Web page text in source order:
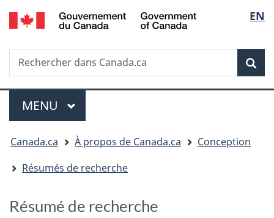
Passer
au
principal
Passer
à
version
simplifiée
langue
EN
Recherche
Rechercher
dans
Menu
MENU PRINCIPAL
êtes
ici
Canada.ca À propos de Canada.ca
Conception
Résumés de recherche
Résumé de recherche